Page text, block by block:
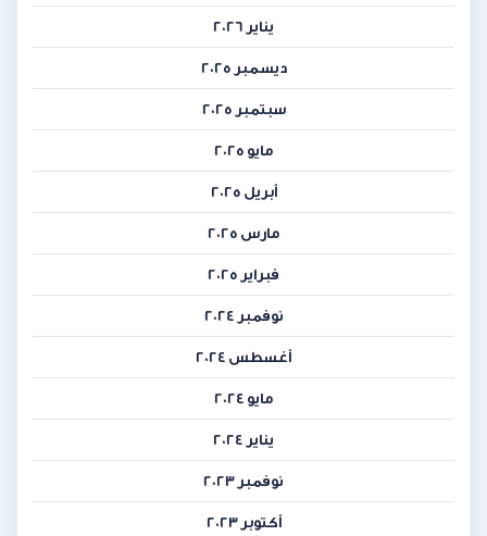
يناير 2026
ديسمبر 2025
سبتمبر 2025
مايو 2025
أبريل 2025
مارس 2025
فبراير 2025
نوفمبر 2024
أغسطس 2024
مايو 2024
يناير 2024
نوفمبر 2023
أكتوبر 2023